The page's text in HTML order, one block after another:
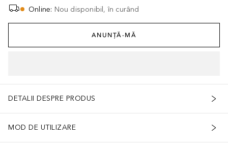
Online: Nou disponibil, în curând
ANUNȚĂ-MĂ
DETALII DESPRE PRODUS
MOD DE UTILIZARE